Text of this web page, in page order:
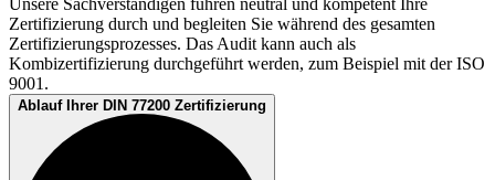
Zertifizierung durch und begleiten Sie während des gesamten
Zertifizierungsprozesses. Das Audit kann auch als
Kombizertifizierung durchgeführt werden, zum Beispiel mit der ISO
9001.
Ablauf Ihrer DIN 77200 Zertifizierung